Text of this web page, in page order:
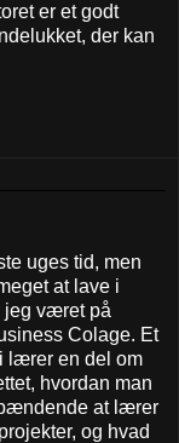
er et godt
der kan
uges tid, men
at lave i
jeg været på
Colage. Et
lærer en del om
hvordan man
at lærer
og hvad